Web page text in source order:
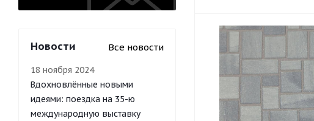
Новости Все новости
18 ноября 2024
Вдохновлённые новыми
идеями: поездка на 35-ю
международную выставку